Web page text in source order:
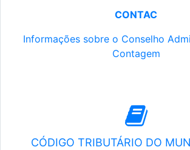
CONTAC
Informações sobre o Conselho
Contagem
CÓDIGO TRIBUTÁRIO DO